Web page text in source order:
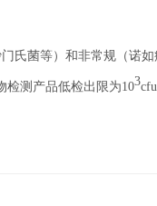
氏菌等）和非常规（诺
检测产品低检出限为103